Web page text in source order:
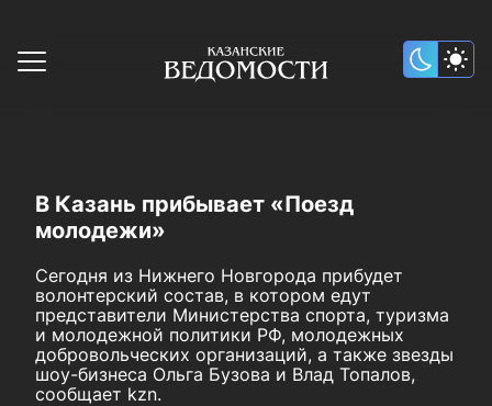
В Казань прибывает «Поезд
молодежи»
Сегодня из Нижнего Новгорода прибудет
волонтерский состав, в котором едут
представители Министерства спорта, туризма
и молодежной политики РФ, молодежных
добровольческих организаций, а также звезды
шоу-бизнеса Ольга Бузова и Влад Топалов,
сообщает kzn.